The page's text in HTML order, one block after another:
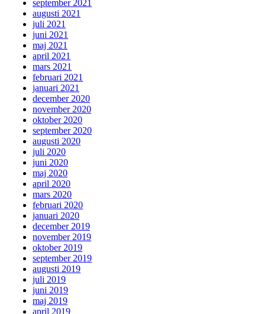
september 2021
augusti 2021
juli 2021
juni 2021
maj 2021
april 2021
mars 2021
februari 2021
januari 2021
december 2020
november 2020
oktober 2020
september 2020
augusti 2020
juli 2020
juni 2020
maj 2020
april 2020
mars 2020
februari 2020
januari 2020
december 2019
november 2019
oktober 2019
september 2019
augusti 2019
juli 2019
juni 2019
maj 2019
april 2019